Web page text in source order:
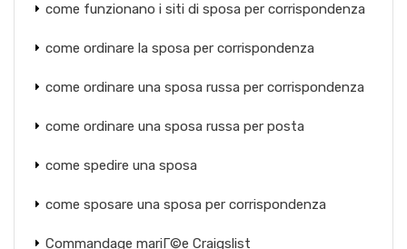
come funzionano i siti di sposa per corrispondenza
come ordinare la sposa per corrispondenza
come ordinare una sposa russa per corrispondenza
come ordinare una sposa russa per posta
come spedire una sposa
come sposare una sposa per corrispondenza
Commandage mariГ©e Craigslist